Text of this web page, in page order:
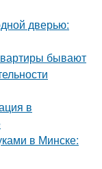
дверью:
бывают
в
в Минске: